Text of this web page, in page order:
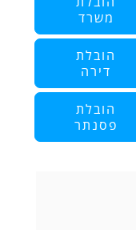
משרד
הובלת
דירה
הובלת
פסנתר